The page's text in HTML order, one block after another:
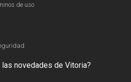
de uso
novedades de Vitoria?